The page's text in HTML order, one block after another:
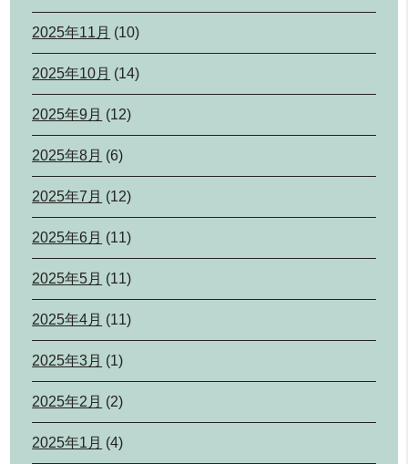
2025年11月 (10)
2025年10月 (14)
2025年9月 (12)
2025年8月 (6)
2025年7月 (12)
2025年6月 (11)
2025年5月 (11)
2025年4月 (11)
2025年3月 (1)
2025年2月 (2)
2025年1月 (4)